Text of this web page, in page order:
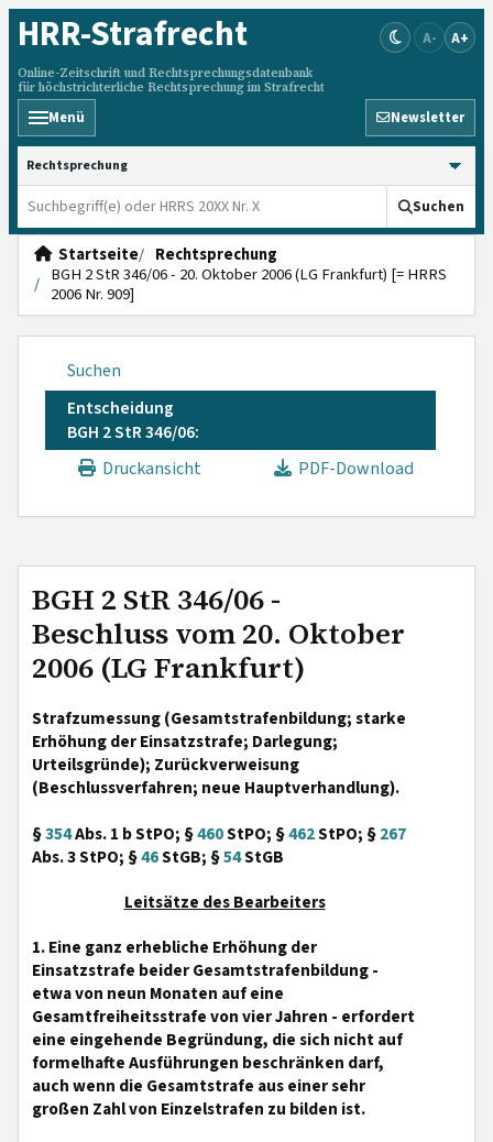
HRR-Strafrecht
Online-Zeitschrift und Rechtsprechungsdatenbank
für höchstrichterliche Rechtsprechung im Strafrecht
A- A+
Menü Newsletter
HRRS durchsuchen
Suchen
Startseite
Rechtsprechung
BGH 2 StR 346/06 - 20. Oktober 2006 (LG Frankfurt) [= HRRS
2006 Nr. 909]
Suchen
Entscheidung
BGH 2 StR 346/06:
Druckansicht
PDF-Download
BGH 2 StR 346/06 -
Beschluss vom 20. Oktober
2006 (LG Frankfurt)
Strafzumessung (Gesamtstrafenbildung; starke
Erhöhung der Einsatzstrafe; Darlegung;
Urteilsgründe); Zurückverweisung
(Beschlussverfahren; neue Hauptverhandlung).
§354Abs. 1 b StPO; §460StPO; §462StPO; §267
Abs. 3 StPO; §46StGB; §54StGB
Leitsätze des Bearbeiters
1. Eine ganz erhebliche Erhöhung der
Einsatzstrafe beider Gesamtstrafenbildung -
etwa von neun Monaten auf eine
Gesamtfreiheitsstrafe von vier Jahren - erfordert
eine eingehende Begründung, die sich nicht auf
formelhafte Ausführungen beschränken darf,
auch wenn die Gesamtstrafe aus einer sehr
großen Zahl von Einzelstrafen zu bilden ist.